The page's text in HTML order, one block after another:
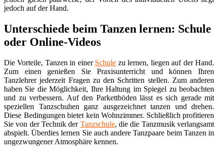
jedoch auf der Hand.
Unterschiede beim Tanzen lernen: Schule
oder Online-Videos
Die Vorteile, Tanzen in einer Schule zu lernen, liegen auf der Hand.
Zum einen genießen Sie Praxisunterricht und können Ihren
Tanzlehrer jederzeit Fragen zu den Schritten stellen. Zum anderen
haben Sie die Möglichkeit, Ihre Haltung im Spiegel zu beobachten
und zu verbessern. Auf den Parkettböden lässt es sich gerade mit
speziellen Tanzschuhen ganz ausgezeichnet tanzen und drehen.
Diese Bedingungen bietet kein Wohnzimmer. Schließlich profitieren
Sie von der Technik der Tanzschule, die die Tanzmusik verlangsamt
abspielt. Überdies lernen Sie auch andere Tanzpaare beim Tanzen in
ungezwungener Atmosphäre kennen.